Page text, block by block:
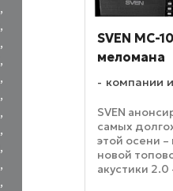
,
,
,
,
,
,
,
,
,
,
,
SVEN MC-
меломана
компании
SVEN
самых
этой осени
новой
акустики